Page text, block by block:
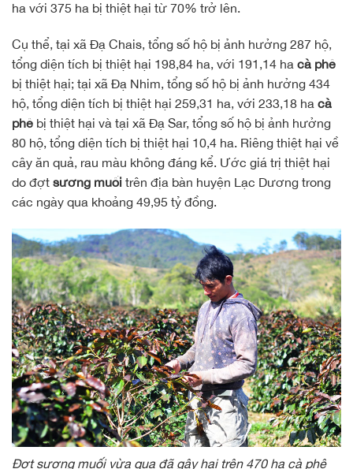
ha với 375 ha bị thiệt hại từ 70% trở lên.
Cụ thể, tại xã Đạ Chais, tổng số hộ bị ảnh hưởng 287 hộ,
tổng diện tích bị thiệt hại 198,84 ha, với 191,14 ha cà phê
bị thiệt hại; tại xã Đạ Nhim, tổng số hộ bị ảnh hưởng 434
hộ, tổng diện tích bị thiệt hại 259,31 ha, với 233,18 ha cà
phê bị thiệt hại và tại xã Đạ Sar, tổng số hộ bị ảnh hưởng
80 hộ, tổng diện tích bị thiệt hại 10,4 ha. Riêng thiệt hại về
cây ăn quả, rau màu không đáng kể. Ước giá trị thiệt hại
do đợt sương muối trên địa bàn huyện Lạc Dương trong
các ngày qua khoảng 49,95 tỷ đồng.
Đợt sương muối vừa qua đã gây hại trên 470 ha cà phê